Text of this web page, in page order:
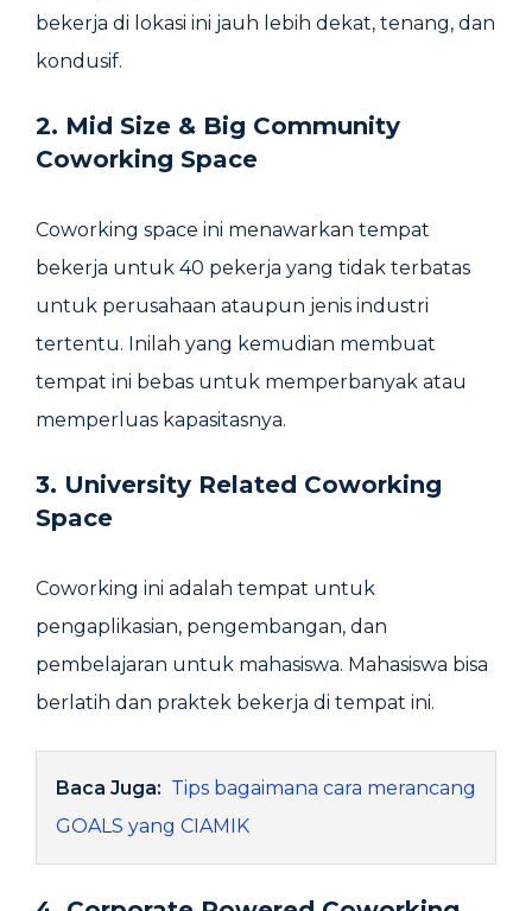
bekerja di lokasi ini jauh lebih dekat, tenang, dan
kondusif.
2. Mid Size & Big Community
Coworking Space
Coworking space ini menawarkan tempat
bekerja untuk 40 pekerja yang tidak terbatas
untuk perusahaan ataupun jenis industri
tertentu. Inilah yang kemudian membuat
tempat ini bebas untuk memperbanyak atau
memperluas kapasitasnya.
3. University Related Coworking
Space
Coworking ini adalah tempat untuk
pengaplikasian, pengembangan, dan
pembelajaran untuk mahasiswa. Mahasiswa bisa
berlatih dan praktek bekerja di tempat ini.
Baca Juga: Tips bagaimana cara merancang
GOALS yang CIAMIK